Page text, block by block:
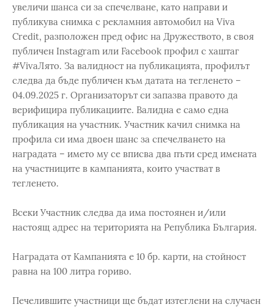
увеличи шанса си за спечелване, като направи и
публикува снимка с рекламния автомобил на Viva
Credit, разположен пред офис на Дружеството, в своя
публичен Instagram или Facebook профил с хаштаг
#VivaЛято. За валидност на публикацията, профилът
следва да бъде публичен към датата на тегленето –
04.09.2025 г. Организаторът си запазва правото да
верифицира публикациите. Валидна е само една
публикация на участник. Участник качил снимка на
профила си има двоен шанс за спечелването на
наградата – името му се вписва два пъти сред имената
на участниците в кампанията, които участват в
тегленето.
Всеки Участник следва да има постоянен и/или
настоящ адрес на територията на Република България.
Наградата от Кампанията е 10 бр. карти, на стойност
равна на 100 литра гориво.
Печелившите участници ще бъдат изтеглени на случаен